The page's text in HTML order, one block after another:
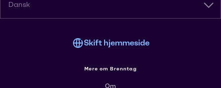
Dansk
Skift hjemmeside
Mere om Brenntag
Om